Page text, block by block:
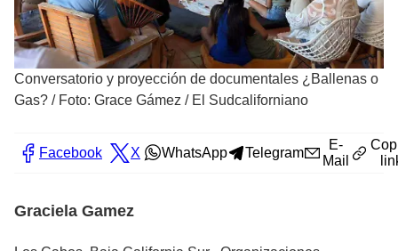
Conversatorio y proyección de documentales ¿Ballenas o
Gas? / Foto: Grace Gámez / El Sudcaliforniano
Facebook X WhatsApp Telegram
E-
Mail
Graciela Gamez